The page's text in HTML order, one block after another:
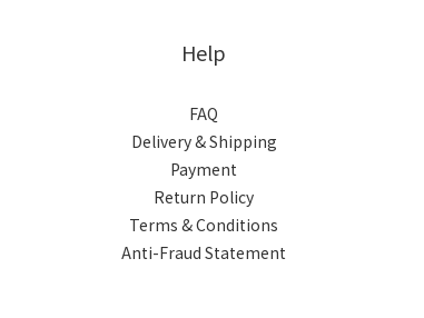
Help
FAQ
Delivery & Shipping
Payment
Return Policy
Terms & Conditions
Anti-Fraud Statement